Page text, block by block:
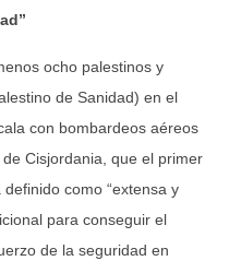
ocho palestinos y
de Sanidad) en el
con bombardeos aéreos
Cisjordania, que el primer
como “extensa y
para conseguir el
de la seguridad en